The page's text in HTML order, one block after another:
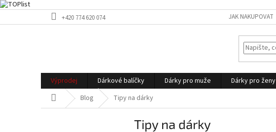
na
+420 774 620 074 JAK NAKUPOVAT
Výprodej Dárkové balíčky Dárky pro muže Dárky pro ženy
Domů Blog Tipy na dárky
Tipy na dárky